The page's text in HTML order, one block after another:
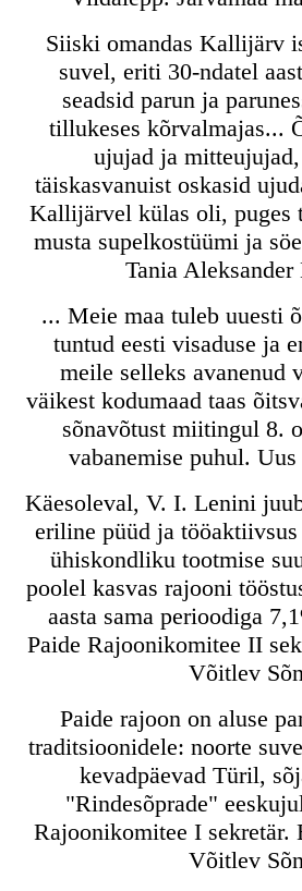
Siiski omandas Kallijärv
suvel, eriti 30-ndatel
seadsid parun ja
tillukeses kõrvalmajas...
ujujad ja
täiskasvanuist oskasid
Kallijärvel külas oli, puges
musta supelkostüümi ja
Tania
... Meie maa tuleb uuesti
tuntud eesti visaduse ja
meile selleks avanenud
väikest kodumaad taas
sõnavõtust miitingul 8.
vabanemise puhul.
Käesoleval, V. I. Lenini
eriline püüd ja
ühiskondliku tootmise
poolel kasvas rajooni
aasta sama perioodiga
Paide Rajoonikomitee II
Võitlev
Paide rajoon on aluse
traditsioonidele: noorte
kevadpäevad Türil,
"Rindesõprade"
Rajoonikomitee I sekretär.
Võitlev